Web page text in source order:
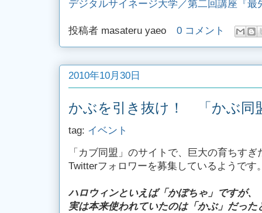
デジタルサイネージ大学／第二回講座『最
投稿者 masateru yaeo 0 コメント
2010年10月30日
かぶを引き抜け！ 「かぶ同
tag: イベント
「カブ同盟」のサイトで、巨大の育ちす
Twitterフォロワーを募集しているようです
ハロウィンといえば「かぼちゃ」ですが、
実は本来使われていたのは「かぶ」だっ